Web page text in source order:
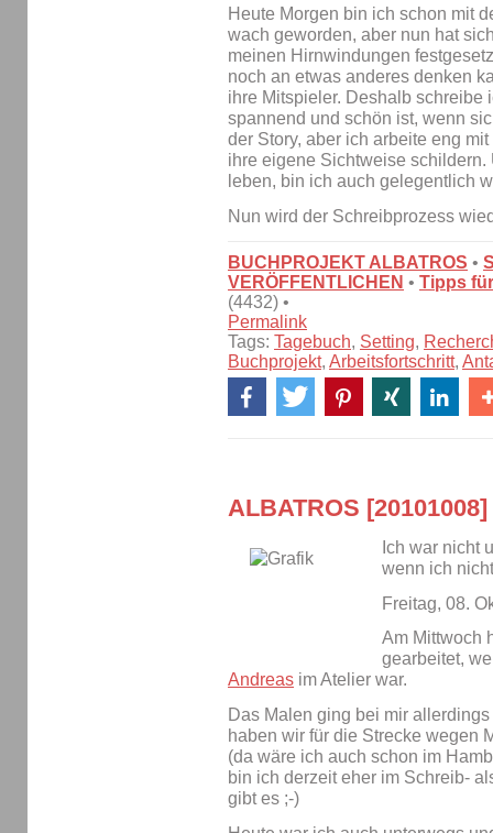
Heute Morgen bin ich schon mit
wach geworden, aber nun hat
meinen Hirnwindungen
noch an etwas anderes denken
ihre Mitspieler. Deshalb schreibe
spannend und schön ist, wenn
der Story, aber ich arbeite eng
ihre eigene Sichtweise
leben, bin ich auch gelegentlich
Nun wird der Schreibprozess
BUCHPROJEKT ALBATROS •
VERÖFFENTLICHEN • Tipps
(4432) •
Permalink
Tags: Tagebuch, Setting,
Buchprojekt, Arbeitsfortschritt,
ALBATROS [20101008]
Ich war nicht
wenn ich
Freitag, 08.
Am Mittwoch
gearbeitet,
Andreas im Atelier war.
Das Malen ging bei mir
haben wir für die Strecke wegen
(da wäre ich auch schon im
bin ich derzeit eher im Schreib-
gibt es ;-)